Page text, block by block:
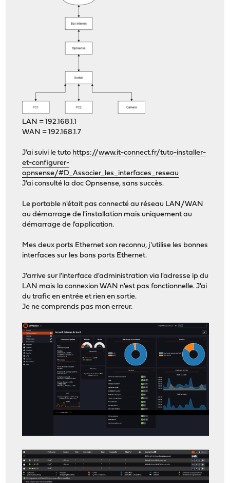
LAN = 192.168.1.1
WAN = 192.168.1.7
J'ai suivi le tuto https://www.it-connect.fr/tuto-installer-
et-configurer-
opnsense/#D_Associer_les_interfaces_reseau
J'ai consulté la doc Opnsense, sans succès.
Le portable n'était pas connecté au réseau LAN/WAN
au démarrage de l'installation mais uniquement au
démarrage de l'application.
Mes deux ports Ethernet son reconnu, j'utilise les bonnes
interfaces sur les bons ports Ethernet.
J'arrive sur l'interface d'administration via l'adresse ip du
LAN mais la connexion WAN n'est pas fonctionnelle. J'ai
du trafic en entrée et rien en sortie.
Je ne comprends pas mon erreur.